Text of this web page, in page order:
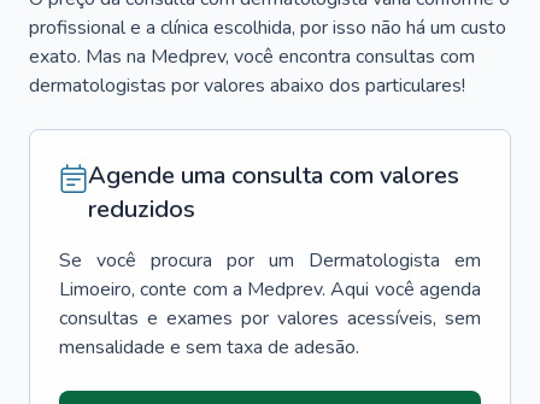
profissional e a clínica escolhida, por isso não há um custo
exato. Mas na Medprev, você encontra consultas com
dermatologistas por valores abaixo dos particulares!
Agende uma consulta com valores
reduzidos
Se você procura por um Dermatologista em
Limoeiro, conte com a Medprev. Aqui você agenda
consultas e exames por valores acessíveis, sem
mensalidade e sem taxa de adesão.